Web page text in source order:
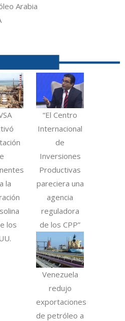
Arabia
la
los
“El Centro
Internacional
de
Inversiones
Productivas
pareciera una
agencia
reguladora
de los CPP”
Venezuela
redujo
exportaciones
de petróleo a